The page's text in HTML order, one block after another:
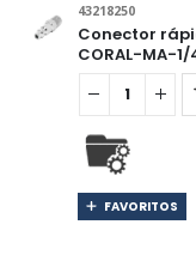
43218250
Conector
CORAL-MA-1/
FAVORITOS